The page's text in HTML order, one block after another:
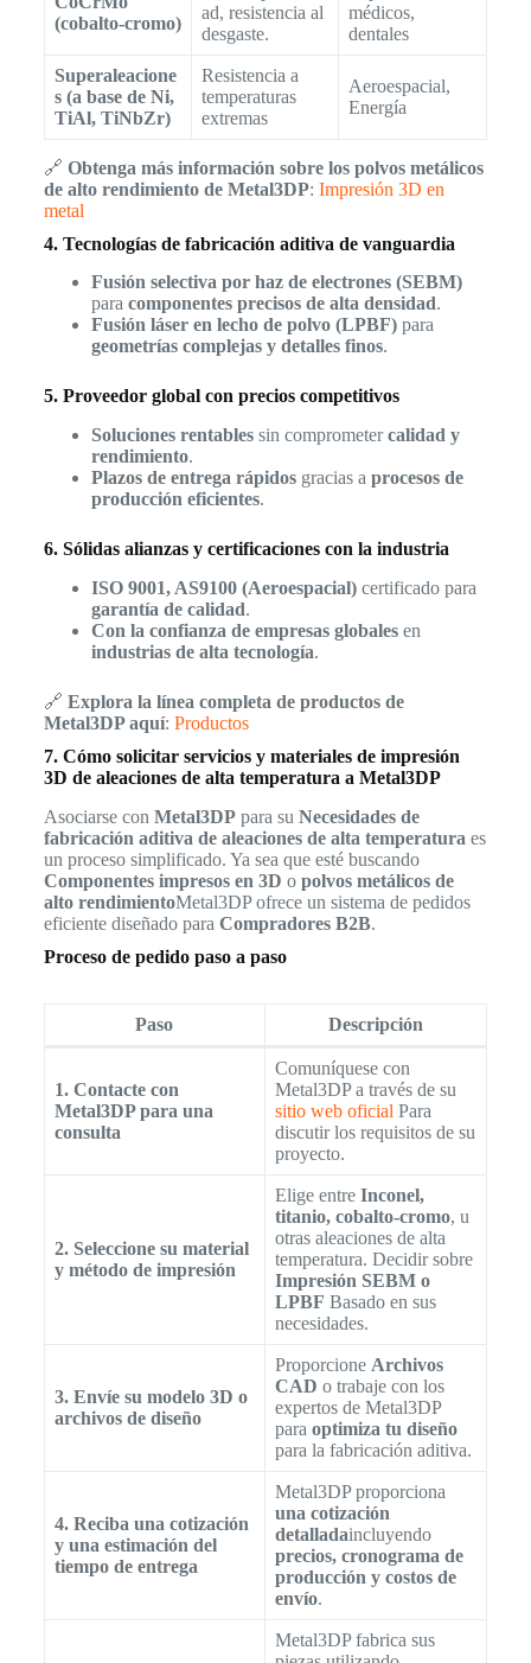
(cobalto-cromo)
ad, resistencia al
desgaste.
médicos,
dentales
Superaleacione
s (a base de Ni,
TiAl, TiNbZr)
Resistencia a
temperaturas
extremas
Aeroespacial,
Energía
🔗 Obtenga más información sobre los polvos metálicos
de alto rendimiento de Metal3DP: Impresión 3D en
metal
4. Tecnologías de fabricación aditiva de vanguardia
Fusión selectiva por haz de electrones (SEBM)
para componentes precisos de alta densidad.
Fusión láser en lecho de polvo (LPBF)para
geometrías complejas y detalles finos.
5. Proveedor global con precios competitivos
Soluciones rentablessin comprometercalidad y
rendimiento.
Plazos de entrega rápidosgracias a procesos de
producción eficientes.
6. Sólidas alianzas y certificaciones con la industria
ISO 9001, AS9100 (Aeroespacial)certificado para
garantía de calidad.
Con la confianza de empresas globalesen
industrias de alta tecnología.
🔗 Explora la línea completa de productos de
Metal3DP aquí: Productos
7. Cómo solicitar servicios y materiales de impresión
3D de aleaciones de alta temperatura a Metal3DP
Asociarse con Metal3DPpara su Necesidades de
fabricación aditiva de aleaciones de alta temperatura es
un proceso simplificado. Ya sea que esté buscando
Componentes impresos en 3D o polvos metálicos de
alto rendimientoMetal3DP ofrece un sistema de pedidos
eficiente diseñado para Compradores B2B.
Proceso de pedido paso a paso
Paso Descripción
1. Contacte con
Metal3DP para una
consulta
Comuníquese con
Metal3DP a través de su
sitio web oficial Para
discutir los requisitos de su
proyecto.
2. Seleccione su material
y método de impresión
Elige entre Inconel,
titanio, cobalto-cromo, u
otras aleaciones de alta
temperatura. Decidir sobre
Impresión SEBM o
LPBF Basado en sus
necesidades.
3. Envíe su modelo 3D o
archivos de diseño
Proporcione Archivos
CAD o trabaje con los
expertos de Metal3DP
para optimiza tu diseño
para la fabricación aditiva.
4. Reciba una cotización
y una estimación del
tiempo de entrega
Metal3DP proporciona
una cotización
detalladaincluyendo
precios, cronograma de
producción y costos de
envío.
Metal3DP fabrica sus